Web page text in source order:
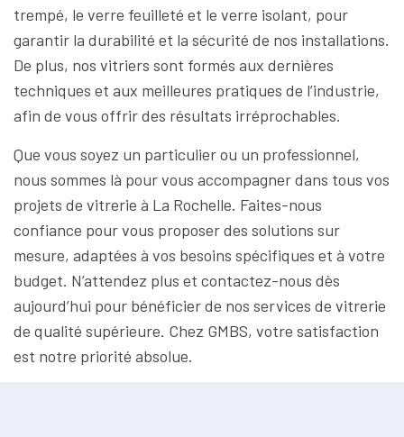
trempé, le verre feuilleté et le verre isolant, pour
garantir la durabilité et la sécurité de nos installations.
De plus, nos vitriers sont formés aux dernières
techniques et aux meilleures pratiques de l’industrie,
afin de vous offrir des résultats irréprochables.
Que vous soyez un particulier ou un professionnel,
nous sommes là pour vous accompagner dans tous vos
projets de vitrerie à La Rochelle. Faites-nous
confiance pour vous proposer des solutions sur
mesure, adaptées à vos besoins spécifiques et à votre
budget. N’attendez plus et contactez-nous dès
aujourd’hui pour bénéficier de nos services de vitrerie
de qualité supérieure. Chez GMBS, votre satisfaction
est notre priorité absolue.